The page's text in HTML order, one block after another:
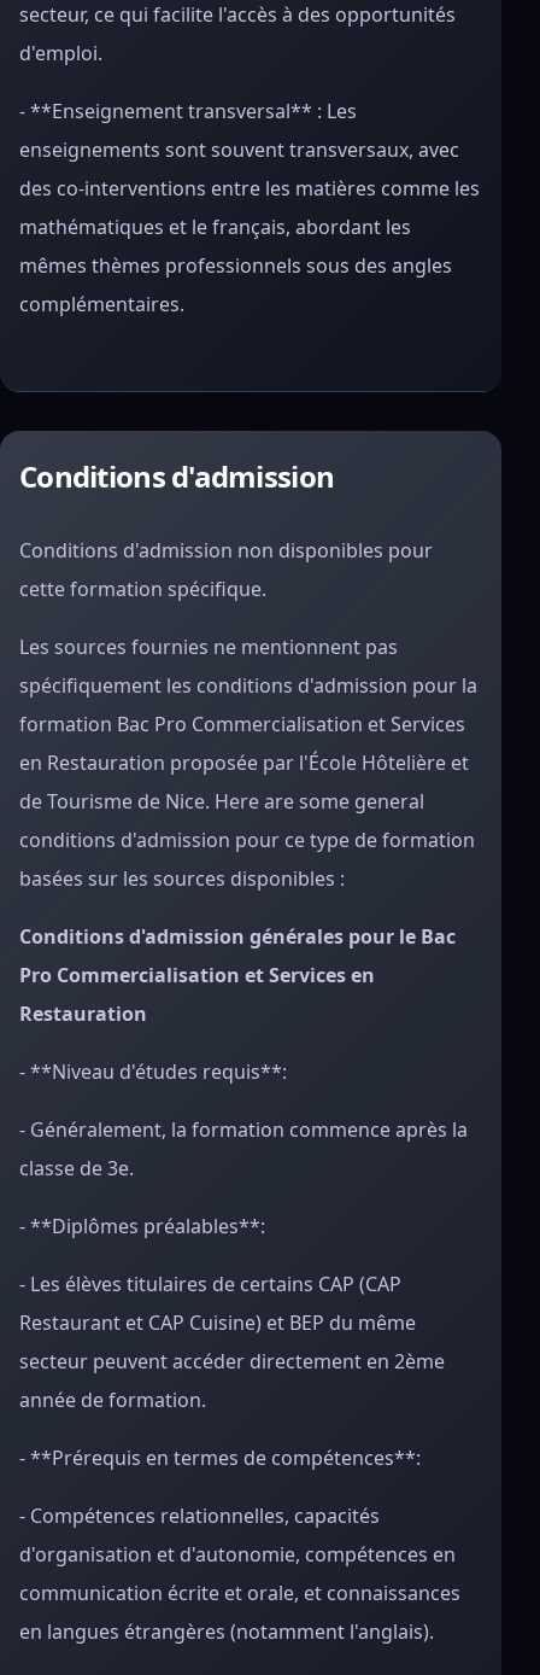
secteur, ce qui facilite l'accès à des opportunités
d'emploi.
- **Enseignement transversal** : Les
enseignements sont souvent transversaux, avec
des co-interventions entre les matières comme les
mathématiques et le français, abordant les
mêmes thèmes professionnels sous des angles
complémentaires.
Conditions d'admission
Conditions d'admission non disponibles pour
cette formation spécifique.
Les sources fournies ne mentionnent pas
spécifiquement les conditions d'admission pour la
formation Bac Pro Commercialisation et Services
en Restauration proposée par l'École Hôtelière et
de Tourisme de Nice. Here are some general
conditions d'admission pour ce type de formation
basées sur les sources disponibles :
Conditions d'admission générales pour le Bac
Pro Commercialisation et Services en
Restauration
- **Niveau d'études requis**:
- Généralement, la formation commence après la
classe de 3e.
- **Diplômes préalables**:
- Les élèves titulaires de certains CAP (CAP
Restaurant et CAP Cuisine) et BEP du même
secteur peuvent accéder directement en 2ème
année de formation.
- **Prérequis en termes de compétences**:
- Compétences relationnelles, capacités
d'organisation et d'autonomie, compétences en
communication écrite et orale, et connaissances
en langues étrangères (notamment l'anglais).